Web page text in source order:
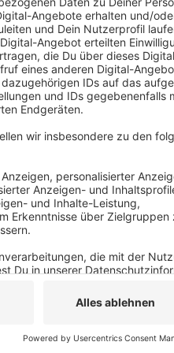
Anzeige
Kommunalwahlen im
Anzeige
Allein in Bocholt gibt es
wie auch alle anderen
Damit kann ganz
schriftlich, online oder im
z.B. ab dem 18. August
Stadt- und Gemeinderäte,